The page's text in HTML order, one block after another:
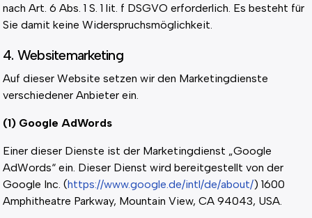
nach Art. 6 Abs. 1 S. 1 lit. f DSGVO erforderlich. Es besteht für
Sie damit keine Widerspruchsmöglichkeit.
4. Websitemarketing
Auf dieser Website setzen wir den Marketingdienste
verschiedener Anbieter ein.
(1) Google AdWords
Einer dieser Dienste ist der Marketingdienst „Google
AdWords“ ein. Dieser Dienst wird bereitgestellt von der
Google Inc. (https://www.google.de/intl/de/about/) 1600
Amphitheatre Parkway, Mountain View, CA 94043, USA.